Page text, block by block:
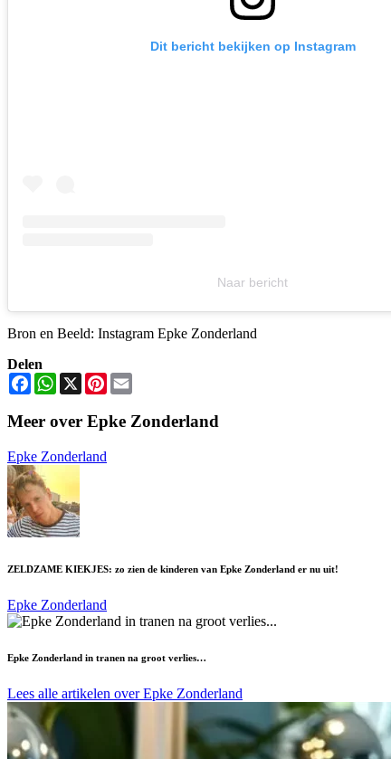
Dit bericht bekijken op Instagram
Naar bericht
Bron en Beeld: Instagram Epke Zonderland
Delen
FacebookWhatsApp
X Pinterest
Meer over Epke Zonderland
Epke Zonderland
ZELDZAME KIEKJES: zo zien de kinderen van Epke Zonderland er nu uit!
Epke Zonderland
Epke Zonderland in tranen na groot verlies…
Lees alle artikelen over Epke Zonderland